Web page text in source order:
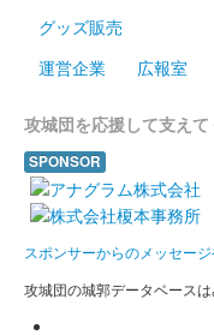
グッズ販売
運営企業
広報室
攻城団を応援して支え
SPONSOR
スポンサーからのメッセー
攻城団の城郭データベース